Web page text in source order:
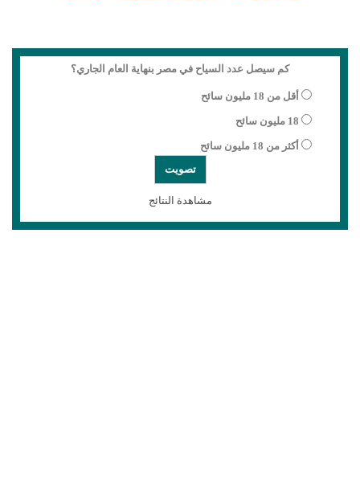
كم سيصل عدد السياح في مصر بنهاية العام الجاري؟
أقل من 18 مليون سائح
18 مليون سائح
أكثر من 18 مليون سائح
مشاهدة النتائج